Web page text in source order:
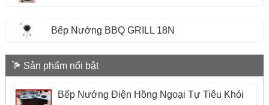
Bếp Nướng BBQ GRILL 18N
Sản phẩm nổi bật
Bếp Nướng Điện Hồng Ngoại Tự Tiêu Khói